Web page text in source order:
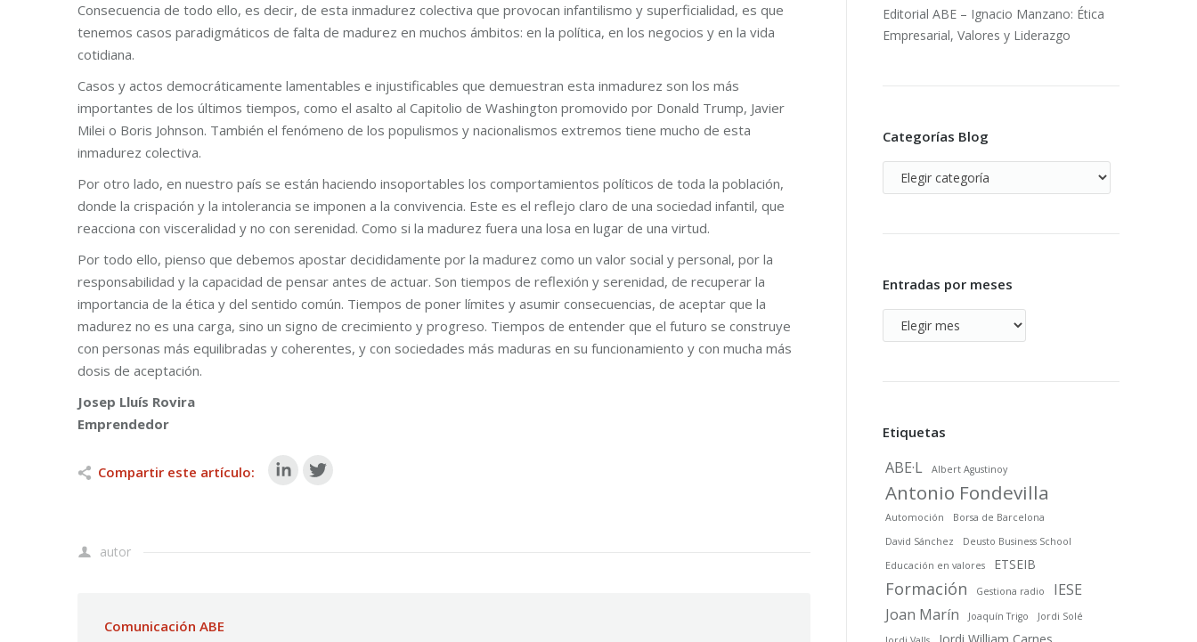
Consecuencia de todo ello, es decir, de esta inmadurez colectiva que provocan infantilismo y superficialidad, es que
tenemos casos paradigmáticos de falta de madurez en muchos ámbitos: en la política, en los negocios y en la vida
cotidiana.
Casos y actos democráticamente lamentables e injustificables que demuestran esta inmadurez son los más
importantes de los últimos tiempos, como el asalto al Capitolio de Washington promovido por Donald Trump, Javier
Milei o Boris Johnson. También el fenómeno de los populismos y nacionalismos extremos tiene mucho de esta
inmadurez colectiva.
Por otro lado, en nuestro país se están haciendo insoportables los comportamientos políticos de toda la población,
donde la crispación y la intolerancia se imponen a la convivencia. Este es el reflejo claro de una sociedad infantil, que
reacciona con visceralidad y no con serenidad. Como si la madurez fuera una losa en lugar de una virtud.
Por todo ello, pienso que debemos apostar decididamente por la madurez como un valor social y personal, por la
responsabilidad y la capacidad de pensar antes de actuar. Son tiempos de reflexión y serenidad, de recuperar la
importancia de la ética y del sentido común. Tiempos de poner límites y asumir consecuencias, de aceptar que la
madurez no es una carga, sino un signo de crecimiento y progreso. Tiempos de entender que el futuro se construye
con personas más equilibradas y coherentes, y con sociedades más maduras en su funcionamiento y con mucha más
dosis de aceptación.
Josep Lluís Rovira
Emprendedor
Compartir este artículo:
autor
Comunicación ABE
Editorial ABE – Ignacio Manzano: Ética
Empresarial, Valores y Liderazgo
Categorías Blog
Categorías
Blog
Entradas por meses
Entradas
por
Etiquetas
ABE·L Albert Agustinoy
Antonio Fondevilla
Automoción
Borsa de Barcelona
David Sánchez
Deusto Business School
Educación en valores
ETSEIB
Formación Gestiona radio
IESE
Joan Marín
Joaquín Trigo
Jordi Solé